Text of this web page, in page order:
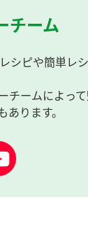
チーム
シピや簡単レ
チームによっ
ります。